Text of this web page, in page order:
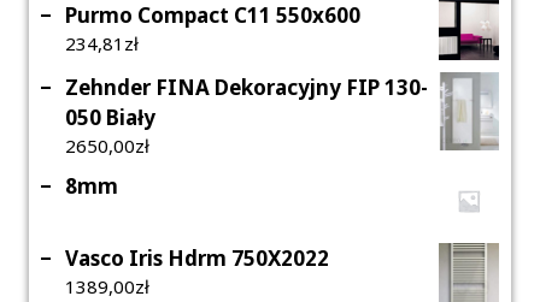
Purmo Compact C11 550x600
234,81 Zł
Zehnder FINA Dekoracyjny FIP 130-
050 Biały
2650,00Zł
8mm
Vasco Iris Hdrm 750X2022
1389,00Zł